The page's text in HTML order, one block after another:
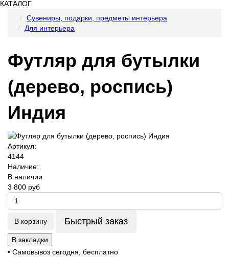
КАТАЛОГ
Сувениры, подарки, предметы интерьера
Для интерьера
Футляр для бутылки
(дерево, роспись)
Индия
Артикул:
4144
Наличие:
В наличии
3 800 руб
В корзину Быстрый заказ
В закладки
• Самовывоз сегодня, бесплатно